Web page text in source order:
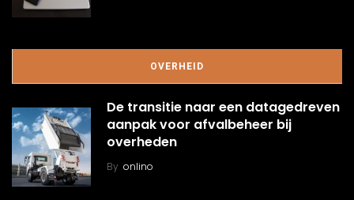
OVERHEID
De transitie naar een datagedreven
aanpak voor afvalbeheer bij
overheden
By onlino